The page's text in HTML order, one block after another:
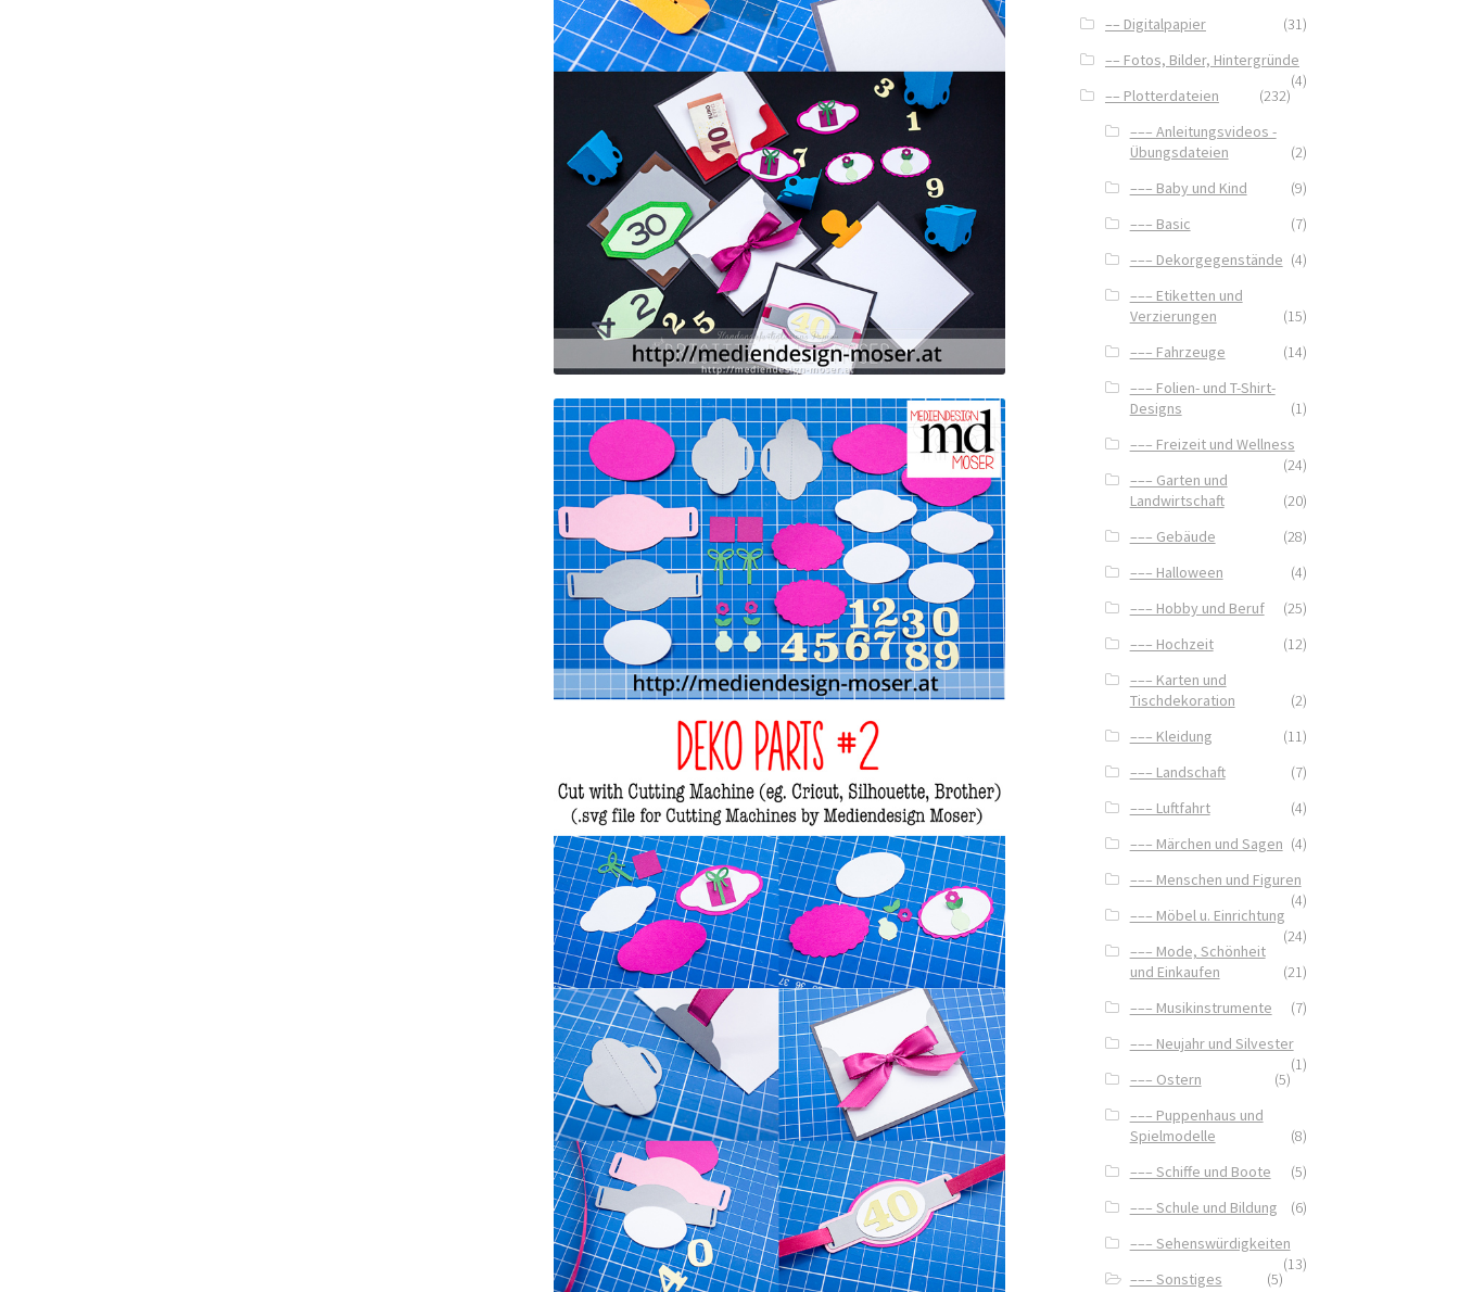
–– Digitalpapier
(31)
–– Fotos, Bilder, Hintergründe
(4)
–– Plotterdateien
(232)
––– Anleitungsvideos -
Übungsdateien
(2)
––– Baby und Kind
(9)
––– Basic
(7)
––– Dekorgegenstände (4)
––– Etiketten und
Verzierungen
(15)
––– Fahrzeuge
(14)
––– Folien- und T-Shirt-
Designs
(1)
––– Freizeit und Wellness
(24)
––– Garten und
Landwirtschaft
(20)
––– Gebäude
(28)
––– Halloween
(4)
––– Hobby und Beruf
(25)
––– Hochzeit
(12)
––– Karten und
Tischdekoration
(2)
––– Kleidung
(11)
––– Landschaft
(7)
––– Luftfahrt
(4)
––– Märchen und Sagen (4)
––– Menschen und Figuren
(4)
––– Möbel u. Einrichtung
(24)
––– Mode, Schönheit
und Einkaufen
(21)
––– Musikinstrumente
(7)
––– Neujahr und Silvester
(1)
––– Ostern
(5)
––– Puppenhaus und
Spielmodelle
(8)
––– Schiffe und Boote
(5)
––– Schule und Bildung
(6)
––– Sehenswürdigkeiten
(13)
––– Sonstiges (5)